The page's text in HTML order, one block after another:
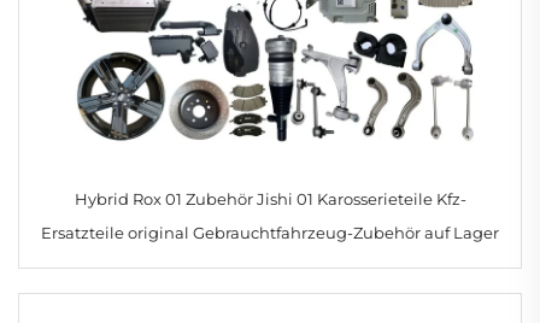
Hybrid Rox 01 Zubehör Jishi 01 Karosserieteile Kfz-
Ersatzteile original Gebrauchtfahrzeug-Zubehör auf Lager